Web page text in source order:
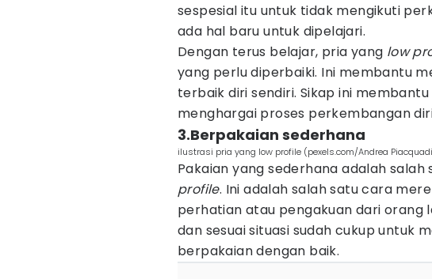
sespesial itu untuk tidak mengikuti
ada hal baru untuk dipelajari.
Dengan terus belajar, pria yang low
yang perlu diperbaiki. Ini membantu
terbaik diri sendiri. Sikap ini
menghargai proses perkembangan
3.Berpakaian sederhana
ilustrasi pria yang low profile (pexels.com/Andrea
Pakaian yang sederhana adalah
profile. Ini adalah salah satu cara
perhatian atau pengakuan dari orang
dan sesuai situasi sudah cukup untuk
berpakaian dengan baik.